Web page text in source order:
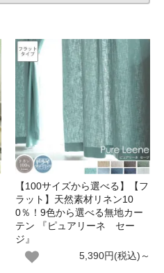
【100サイズから選べる】【フ
ラット】天然素材リネン10
0％！9色から選べる無地カー
テン 『ピュアリーネ セー
ジ』
5,390円(税込)～